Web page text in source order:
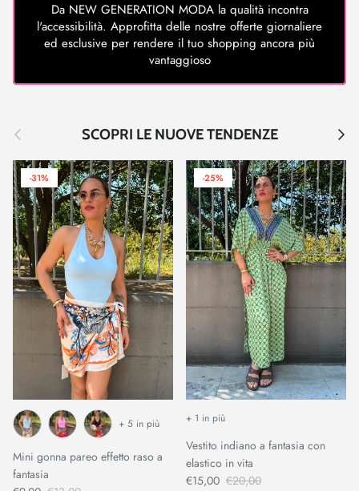
Da NEW GENERATION MODA la qualità incontra
l'accessibilità. Approfitta delle nostre offerte giornaliere
ed esclusive per rendere il tuo shopping ancora più
vantaggioso
Indietro SCOPRI LE NUOVE TENDENZE
-31%
Mini gonna pareo effetto raso a
fantasia
+ 5 in più
-25%
Vestito indiano a fantasia con
elastico in vita
€15,00 €20,00
+ 1 in più